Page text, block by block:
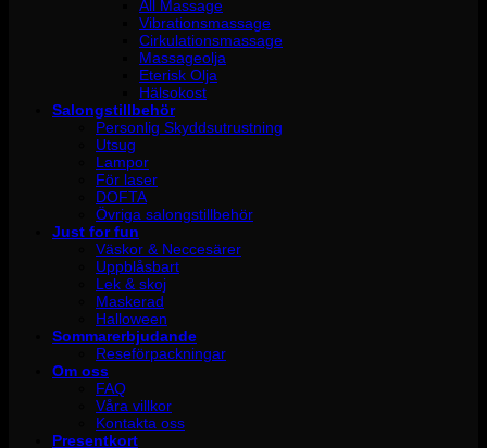
All Massage
Vibrationsmassage
Cirkulationsmassage
Massageolja
Eterisk Olja
Hälsokost
Salongstillbehör
Personlig Skyddsutrustning
Utsug
Lampor
För laser
DOFTA
Övriga salongstillbehör
Just for fun
Väskor & Neccesärer
Uppblåsbart
Lek & skoj
Maskerad
Halloween
Sommarerbjudande
Reseförpackningar
Om oss
FAQ
Våra villkor
Kontakta oss
Presentkort